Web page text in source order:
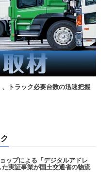
、トラック必要台数の迅速把握
ップによる「デジタルアドレ
実証事業が国土交通省の物流